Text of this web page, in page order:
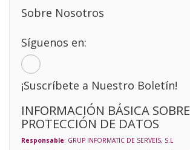
Sobre Nosotros
Síguenos en:
¡Suscríbete a Nuestro Boletín!
INFORMACIÓN BÁSICA SOBRE
PROTECCIÓN DE DATOS
Responsable: GRUP INFORMATIC DE SERVEIS, S.L